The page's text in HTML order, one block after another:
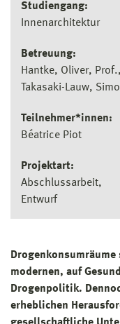
Studiengang:
Innenarchitektur
Betreuung:
Hantke, Oliver, Prof.
Takasaki-Lauw,
Teilnehmer*innen:
Béatrice Piot
Projektart:
Abschlussarbeit
Entwurf
modernen, auf
Drogenpolitik.
erheblichen